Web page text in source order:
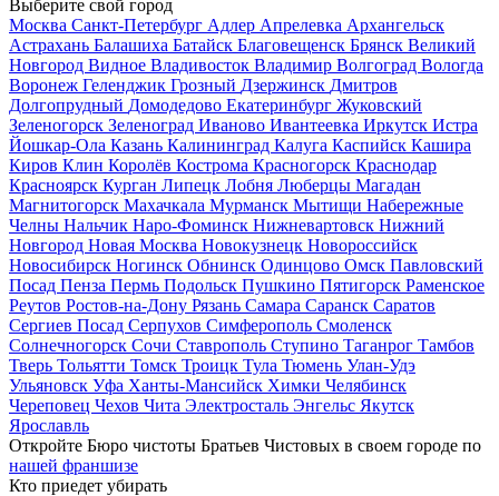
Выберите свой город
Москва Санкт-Петербург Адлер Апрелевка Архангельск
Астрахань Балашиха Батайск Благовещенск Брянск Великий
Новгород Видное Владивосток Владимир Волгоград Вологда
Воронеж Геленджик Грозный Дзержинск Дмитров
Долгопрудный Домодедово Екатеринбург Жуковский
Зеленогорск Зеленоград Иваново Ивантеевка Иркутск Истра
Йошкар-Ола Казань Калининград Калуга Каспийск Кашира
Киров Клин Королёв Кострома Красногорск Краснодар
Красноярск Курган Липецк Лобня Люберцы Магадан
Магнитогорск Махачкала Мурманск Мытищи Набережные
Челны Нальчик Наро-Фоминск Нижневартовск Нижний
Новгород Новая Москва Новокузнецк Новороссийск
Новосибирск Ногинск Обнинск Одинцово Омск Павловский
Посад Пенза Пермь Подольск Пушкино Пятигорск Раменское
Реутов Ростов-на-Дону Рязань Самара Саранск Саратов
Сергиев Посад Серпухов Симферополь Смоленск
Солнечногорск Сочи Ставрополь Ступино Таганрог Тамбов
Тверь Тольятти Томск Троицк Тула Тюмень Улан-Удэ
Ульяновск Уфа Ханты-Мансийск Химки Челябинск
Череповец Чехов Чита Электросталь Энгельс Якутск
Ярославль
Откройте Бюро чистоты Братьев Чистовых в своем городе по
нашей франшизе
Кто приедет убирать